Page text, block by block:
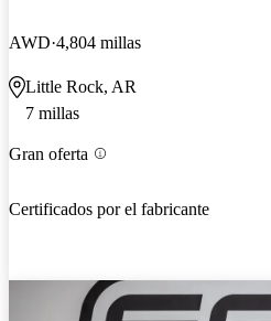
AWD 4,804 millas
Little Rock, AR
7 millas
Gran oferta
Certificados por el fabricante